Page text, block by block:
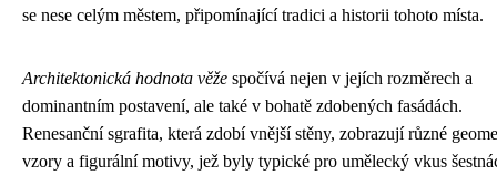
se nese celým městem, připomínající tradici a historii tohoto místa.
Architektonická hodnota věže spočívá nejen v jejích rozměrech a
dominantním postavení, ale také v bohatě zdobených fasádách.
Renesanční sgrafita, která zdobí vnější stěny, zobrazují různé
vzory a figurální motivy, jež byly typické pro umělecký vkus